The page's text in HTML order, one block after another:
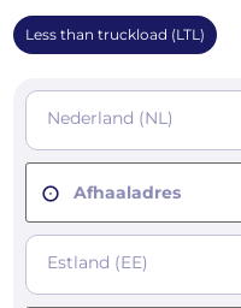
Less than truckload (LTL)
Nederland (NL)
Afhaaladres
Estland (EE)